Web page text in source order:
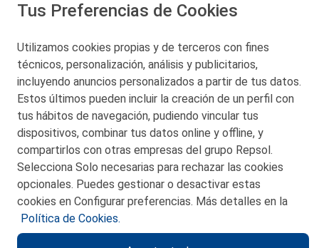
San Martín 5-Edificio Muñatones,
© 2026 Petronor S.A.
CONTACTO
MAPA WEB
POLITICA DE PRIVACIDAD
Tus Preferencias de Cookies
Utilizamos cookies propias y de terceros con fines
técnicos, personalización, análisis y publicitarios,
incluyendo anuncios personalizados a partir de tus datos.
Estos últimos pueden incluir la creación de un perfil con
tus hábitos de navegación, pudiendo vincular tus
dispositivos, combinar tus datos online y offline, y
compartirlos con otras empresas del grupo Repsol.
Selecciona Solo necesarias para rechazar las cookies
opcionales. Puedes gestionar o desactivar estas
cookies en Configurar preferencias. Más detalles en la
Política de Cookies.